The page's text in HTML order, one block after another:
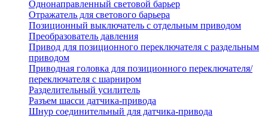
Однонаправленный световой барьер
Отражатель для светового барьера
Позиционный выключатель с отдельным приводом
Преобразователь давления
Привод для позиционного переключателя с раздельным
приводом
Приводная головка для позиционного переключателя/
переключателя с шарниром
Разделительный усилитель
Разъем шасси датчика-привода
Шнур соединительный для датчика-привода